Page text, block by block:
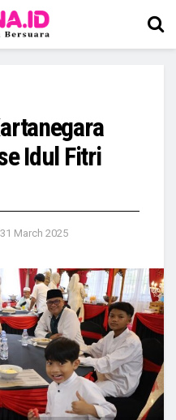
Idul Fitri
31 March 2025